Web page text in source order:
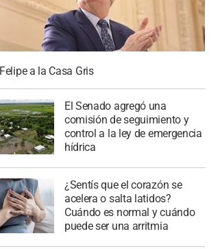
Felipe a la Casa Gris
El Senado agregó una
comisión de seguimiento y
control a la ley de emergencia
hídrica
¿Sentís que el corazón se
acelera o salta latidos?
Cuándo es normal y cuándo
puede ser una arritmia